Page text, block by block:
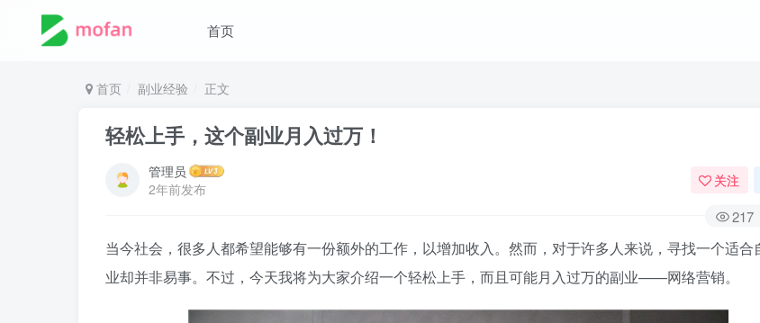
首页
首页 副业经验 正文
轻松上手，这个副业月入过万！
管理员
2年前发布
关注
217
当今社会，很多人都希望能够有一份额外的工作，以增加收入。然而，对于许多人来说，寻找一个适合
业却并非易事。不过，今天我将为大家介绍一个轻松上手，而且可能月入过万的副业——网络营销。